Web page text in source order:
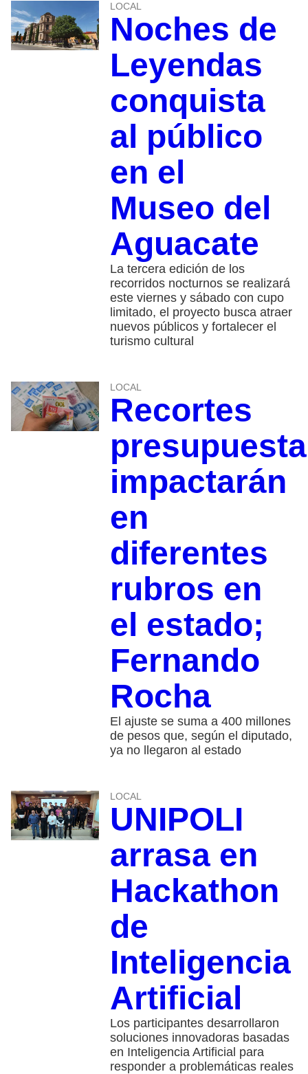
LOCAL
Noches de
Leyendas
conquista
al público
en el
Museo del
Aguacate
La tercera edición de los
recorridos nocturnos se realizará
este viernes y sábado con cupo
limitado, el proyecto busca atraer
nuevos públicos y fortalecer el
turismo cultural
LOCAL
Recortes
impactarán
en
diferentes
rubros en
el estado;
Fernando
Rocha
El ajuste se suma a 400 millones
de pesos que, según el diputado,
ya no llegaron al estado
LOCAL
UNIPOLI
arrasa en
Hackathon
de
Inteligencia
Artificial
Los participantes desarrollaron
soluciones innovadoras basadas
en Inteligencia Artificial para
responder a problemáticas reales